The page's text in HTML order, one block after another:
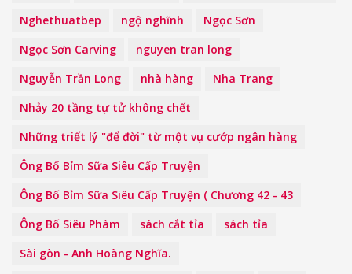
Nghethuatbep
ngộ nghĩnh
Ngọc Sơn
Ngọc Sơn Carving
nguyen tran long
Nguyễn Trần Long
nhà hàng
Nha Trang
Nhảy 20 tầng tự tử không chết
Những triết lý "để đời" từ một vụ cướp ngân hàng
Ông Bố Bỉm Sữa Siêu Cấp Truyện
Ông Bố Bỉm Sữa Siêu Cấp Truyện ( Chương 42 - 43
Ông Bố Siêu Phàm
sách cắt tỉa
sách tỉa
Sài gòn - Anh Hoàng Nghĩa.